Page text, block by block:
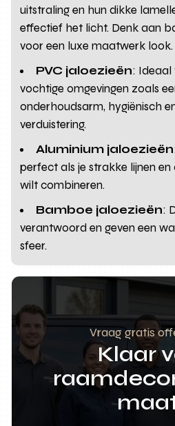
uitstraling en hun dikke
effectief het licht. Denk aan
voor een luxe maatwerk look.
PVC jaloezieën: Ideaal
vochtige omgevingen zoals
onderhoudsarm, hygiënisch
verduistering.
Aluminium jaloezieën
perfect als je strakke lijnen
wilt combineren.
Bamboe jaloezieën:
verantwoord en geven een
sfeer.
Vraag gratis
Klaar